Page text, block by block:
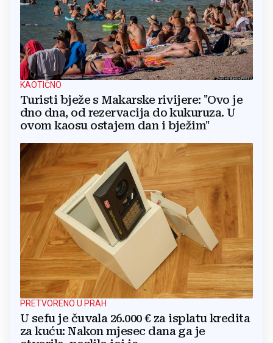
KAOTIČNO
Turisti bježe s Makarske rivijere: "Ovo je
dno dna, od rezervacija do kukuruza. U
ovom kaosu ostajem dan i bježim"
PRETVORENO U PRAH
U sefu je čuvala 26.000 € za isplatu kredita
za kuću: Nakon mjesec dana ga je